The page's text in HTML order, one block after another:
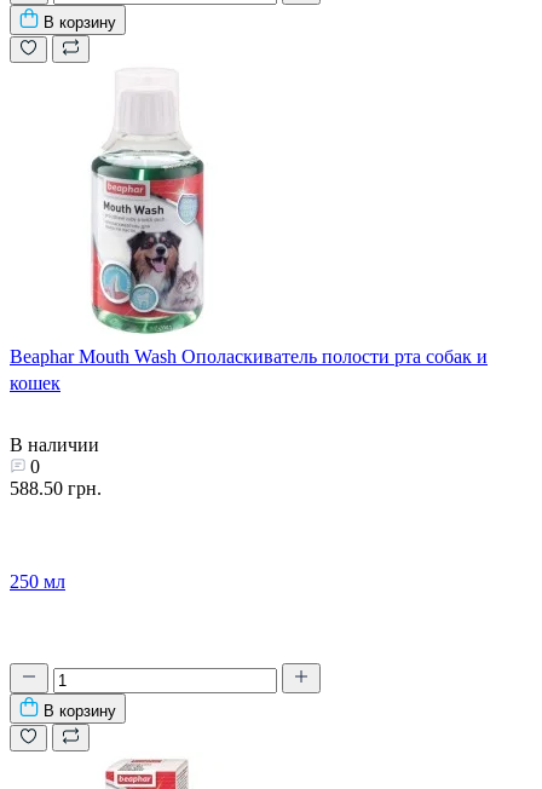
В корзину
Beaphar Mouth Wash Ополаскиватель полости рта собак и
кошек
В наличии
0
588.50 грн.
250 мл
В корзину